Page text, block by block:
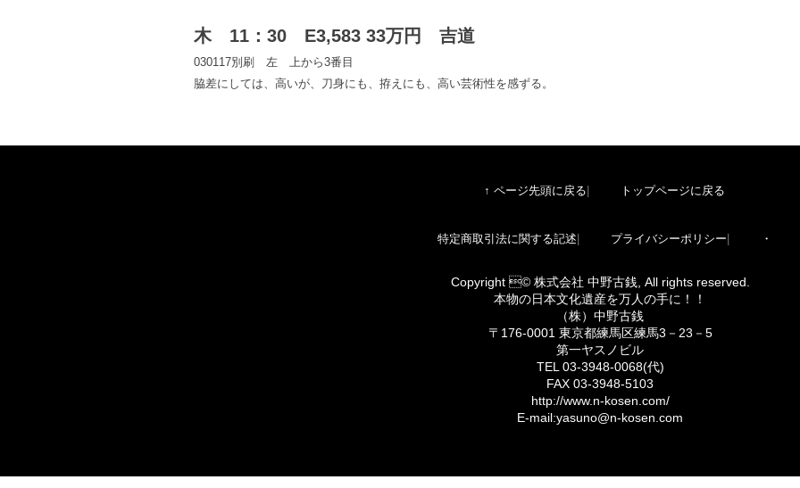
木 11：30 E3,583 33万円 吉道
030117別刷
左 上から3番目
脇差にしては、高いが、刀身にも、拵えにも、高い芸術性を感ずる。
↑ ページ先頭に戻る トップページに戻る
特定商取引法に関する記述 プライバシーポリシー ・
Copyright © 株式会社 中野古銭, All rights reserved.
本物の日本文化遺産を万人の手に！！
（株）中野古銭
〒176-0001 東京都練馬区練馬3－23－5
第一ヤスノビル
TEL 03-3948-0068(代)
FAX 03-3948-5103
http://www.n-kosen.com/
E-mail:yasuno@n-kosen.com